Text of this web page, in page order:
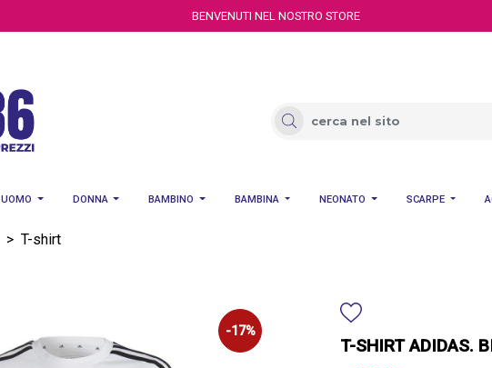
BENVENUTI NEL NOSTRO STORE
UOMO DONNA BAMBINO BAMBINA NEONATO SCARPE
> T-shirt
-17%
T-SHIRT ADIDAS.